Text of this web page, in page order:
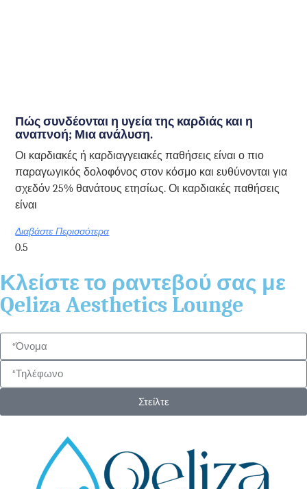
Πώς συνδέονται η υγεία της καρδιάς και η
αναπνοή; Μια ανάλυση.
Οι καρδιακές ή καρδιαγγειακές παθήσεις είναι ο πιο
παραγωγικός δολοφόνος στον κόσμο και ευθύνονται για
σχεδόν 25% θανάτους ετησίως. Οι καρδιακές παθήσεις
είναι
Διαβάστε Περισσότερα
Κλείστε το ραντεβού σας με
Qeliza Aesthetics Lounge
Στείλτε